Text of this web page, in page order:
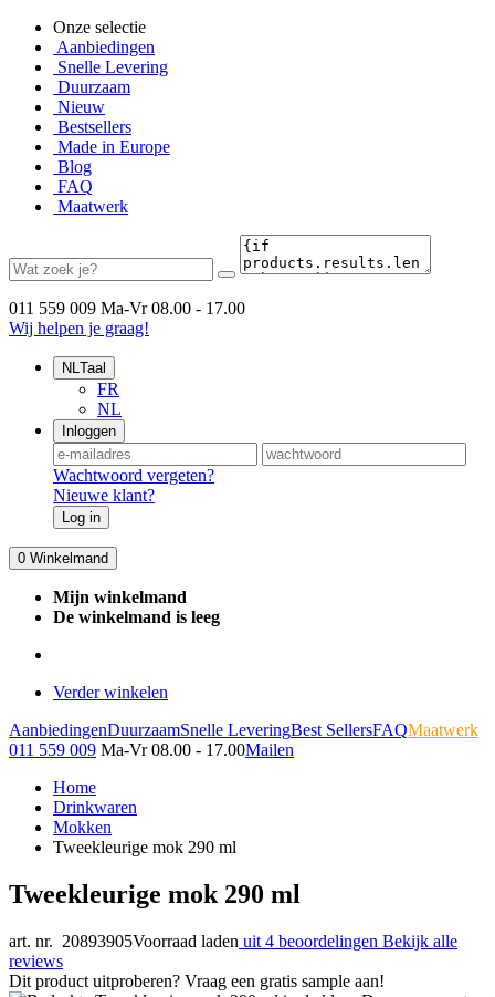
Onze selectie
Aanbiedingen
Snelle Levering
Duurzaam
Nieuw
Bestsellers
Made in Europe
Blog
FAQ
Maatwerk
011 559 009 Ma-Vr 08.00 - 17.00
Wij helpen je graag!
NLTaal
FR
NL
Inloggen
Wachtwoord vergeten?
Nieuwe klant?
Log in
0 Winkelmand
Mijn winkelmand
De winkelmand is leeg
Verder winkelen
AanbiedingenDuurzaamSnelle LeveringBest SellersFAQMaatwerk
011 559 009 Ma-Vr 08.00 - 17.00Mailen
Home
Drinkwaren
Mokken
Tweekleurige mok 290 ml
Tweekleurige mok 290 ml
art. nr. 20893905Voorraad laden uit 4 beoordelingen Bekijk alle
reviews
Dit product uitproberen? Vraag een gratis sample aan!